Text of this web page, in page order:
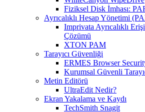
Fiziksel Disk İmhası:
Ayrıcalıklı Hesap Yönetimi
Imprivata Ayrıcalıklı
Çözümü
XTON PAM
Tarayıcı Güvenliği
ERMES Browser
Kurumsal Güvenli
Metin Editörü
UltraEdit Nedir?
Ekran Yakalama ve Kaydı
TechSmith Snagit